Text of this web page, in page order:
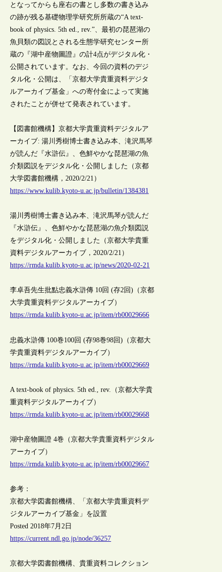
となってからも座右の書とし多数の書き込み
の跡が残る基礎物理学研究所所蔵の“A text-
book of physics. 5th ed., rev.”、最初の琵琶湖の
魚貝類の図説とされる生態学研究センター所
蔵の『湖中産物圖證』の計4点がデジタル化・
公開されています。なお、今回の資料のデジ
タル化・公開は、「京都大学貴重資料デジタ
ルアーカイブ基金」への寄付金によって実施
されたことが併せて発表されています。
【図書館機構】京都大学貴重資料デジタルア
ーカイブ: 湯川秀樹博士書き込み本、滝沢馬琴
が読んだ『水滸伝』、色鮮やかな琵琶湖の魚
介類図説をデジタル化・公開しました（京都
大学図書館機構，2020/2/21）
https://www.kulib.kyoto-u.ac.jp/bulletin/1384381
湯川秀樹博士書き込み本、滝沢馬琴が読んだ
『水滸伝』、色鮮やかな琵琶湖の魚介類図説
をデジタル化・公開しました（京都大学貴重
資料デジタルアーカイブ，2020/2/21）
https://rmda.kulib.kyoto-u.ac.jp/news/2020-02-21
李卓吾先生批點忠義水滸傳 10回 (存2回)（京都
大学貴重資料デジタルアーカイブ）
https://rmda.kulib.kyoto-u.ac.jp/item/rb00029666
忠義水滸傳 100巻100回 (存98巻98回)（京都大
学貴重資料デジタルアーカイブ）
https://rmda.kulib.kyoto-u.ac.jp/item/rb00029669
A text-book of physics. 5th ed., rev.（京都大学貴
重資料デジタルアーカイブ）
https://rmda.kulib.kyoto-u.ac.jp/item/rb00029668
湖中産物圖證 4巻（京都大学貴重資料デジタル
アーカイブ）
https://rmda.kulib.kyoto-u.ac.jp/item/rb00029667
参考：
京都大学図書館機構、「京都大学貴重資料デ
ジタルアーカイブ基金」を設置
Posted 2018年7月2日
https://current.ndl.go.jp/node/36257
京都大学図書館機構、貴重資料コレクション